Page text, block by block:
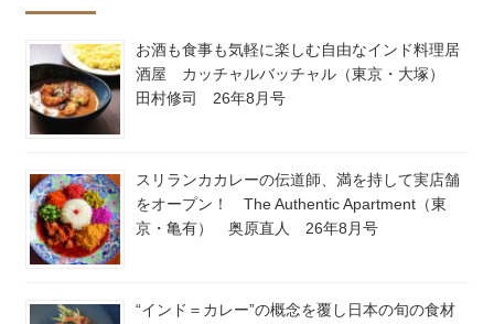
お酒も食事も気軽に楽しむ自由なインド料理居
酒屋 カッチャルバッチャル（東京・大塚）
田村修司 26年8月号
スリランカカレーの伝道師、満を持して実店舗
をオープン！ The Authentic Apartment（東
京・亀有） 奥原直人 26年8月号
“インド＝カレー”の概念を覆し日本の旬の食材